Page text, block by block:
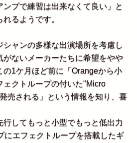
プで練習は出来なくて良い」と
るようです。
ャンの多様な出演場所を考慮し
がないメーカーたちに希望をやや
の1ケ月ほど前に「Orangeから小
ェクトループの付いた"Micro
売される」という情報を知り、喜
してもっと小型でもっと低出力
にエフェクトループを搭載したギ